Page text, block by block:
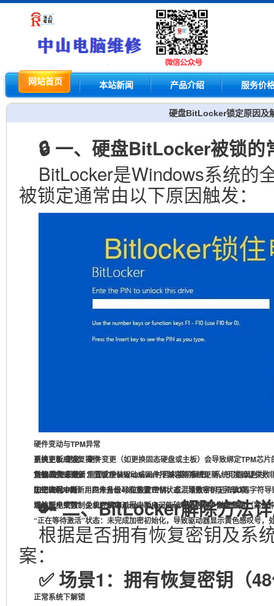
网站首页 本站新闻 产品介绍 服务价
硬盘BitLocker锁定原因及
🔒 一、硬盘BitLocker被锁的
BitLocker是Windows系统的
被锁定通常由以下原因触发：
硬件变动与TPM异常
更换主板/硬盘：硬件变更（如更换固态硬盘或主板）会导致绑定TPM芯
TPM固件未更新：旧版TPM驱动或固件不兼容新系统更新，引发验证失
系统更新或恢复操作
重装/恢复系统：重置或重装Windows时若未提前解密，系统可能误判为“
UEFI/BIOS更新：固件升级可能重置TPM状态，导致密钥无法读取。
凭据丢失或错误
忘记密码/PIN：用户未备份48位恢复密钥，或混淆数字0与字母O等字符
域控同步失败：企业环境中Active Directory未成功同步恢复密钥。
加密流程中断
意外断电或强制关机：解密过程中断电可能破坏分区表，触发锁定（案例
“正在等待激活”状态：未完成加密初始化，导致驱动器显示黄色感叹号，
🔑 二、BitLocker解除方法
根据是否拥有恢复密钥及系
案：
✅ 场景1：拥有恢复密钥（
正常系统下解锁